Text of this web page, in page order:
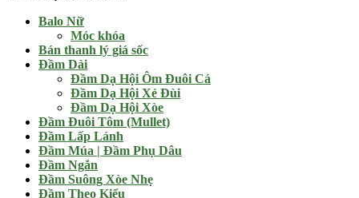
Balo Nữ
Móc khóa
Bán thanh lý giá sốc
Đầm Dài
Đầm Dạ Hội Ôm Đuôi Cá
Đầm Dạ Hội Xẻ Đùi
Đầm Dạ Hội Xòe
Đầm Đuôi Tôm (Mullet)
Đầm Lấp Lánh
Đầm Múa | Đầm Phụ Dâu
Đầm Ngắn
Đầm Suông Xòe Nhẹ
Đầm Theo Kiểu